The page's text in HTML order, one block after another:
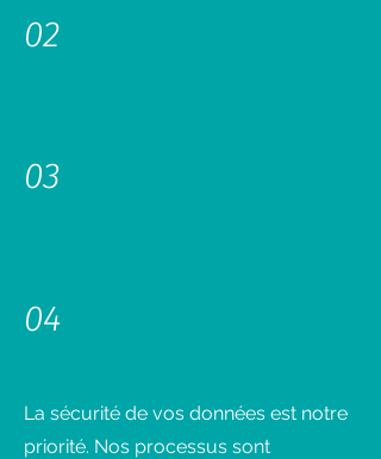
02
03
04
La sécurité de vos données est notre
priorité. Nos processus sont